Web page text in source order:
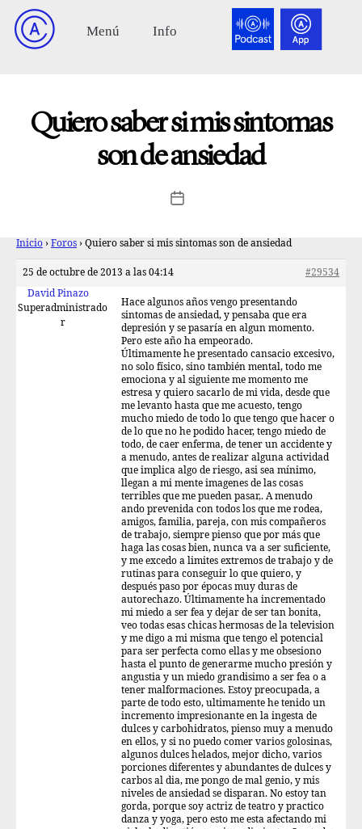
Quiero saber si mis sintomas
son de ansiedad
Inicio › Foros › Quiero saber si mis sintomas son de ansiedad
25 de octubre de 2013 a las 04:14
#29534
David Pinazo
Superadministrado
r
Hace algunos años vengo presentando
sintomas de ansiedad, y pensaba que era
depresión y se pasaría en algun momento.
Pero este año ha empeorado.
Últimamente he presentado cansacio excesivo,
no solo físico, sino también mental, todo me
emociona y al siguiente me momento me
estresa y quiero sacarlo de mi vida, desde que
me levanto hasta que me acuesto, tengo
mucho miedo de todo lo que tengo que hacer o
de lo que no he podido hacer, tengo miedo de
todo, de caer enferma, de tener un accidente y
a menudo, antes de realizar alguna actividad
que implica algo de riesgo, asi sea mínimo,
llegan a mi mente imagenes de las cosas
terribles que me pueden pasar,. A menudo
ando prevenida con todos los que me rodea,
amigos, familia, pareja, con mis compañeros
de trabajo, siempre pienso que por más que
haga las cosas bien, nunca va a ser suficiente,
y me excedo a limites extremos de trabajo y de
rutinas para conseguir lo que quiero, y
después paso por épocas muy duras de
autorechazo. Últimamente ha incrementado
mi miedo a ser fea y dejar de ser tan bonita,
veo todas esas chicas hermosas de la television
y me digo a mi misma que tengo el potencial
para ser perfecta como ellas y me obsesiono
hasta el punto de generarme mucho presión y
angustia y un miedo grandisimo a ser fea o a
tener malformaciones. Estoy preocupada, a
parte de todo esto, ultimamente he tenido un
incremento impresionante en la ingesta de
dulces y carbohidratos, pienso muy a menudo
en ellos, y si no puedo comer varios golosinas,
algunos dulces helados, mejor dicho, varios
porciones diferentes y abundantes de dulces y
carbos al dia, me pongo de mal genio, y mis
niveles de ansiedad se disparan. No estoy tan
gorda, porque soy actriz de teatro y practico
danza y yoga, pero esto me esta afectando mi